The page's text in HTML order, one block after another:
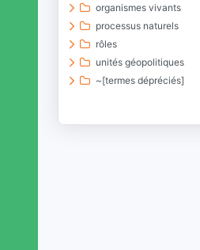
organismes vivants
processus naturels
rôles
unités géopolitiques
~[termes dépréciés]